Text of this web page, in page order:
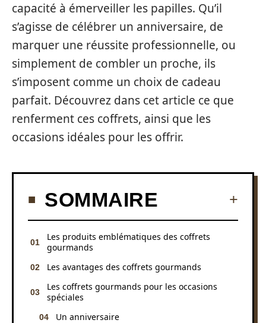
capacité à émerveiller les papilles. Qu’il
s’agisse de célébrer un anniversaire, de
marquer une réussite professionnelle, ou
simplement de combler un proche, ils
s’imposent comme un choix de cadeau
parfait. Découvrez dans cet article ce que
renferment ces coffrets, ainsi que les
occasions idéales pour les offrir.
SOMMAIRE
Les produits emblématiques des coffrets
gourmands
Les avantages des coffrets gourmands
Les coffrets gourmands pour les occasions
spéciales
Un anniversaire